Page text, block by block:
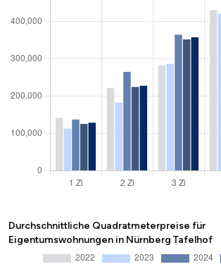
Durchschnittliche Quadratmeterpreise für
Eigentumswohnungen in Nürnberg Tafelhof